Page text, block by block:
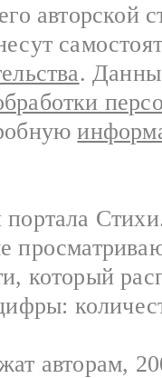
авторской
.
который
авторам,